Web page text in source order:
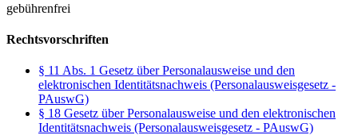
gebührenfrei
Rechtsvorschriften
§ 11 Abs. 1 Gesetz über Personalausweise und den
elektronischen Identitätsnachweis (Personalausweisgesetz -
PAuswG)
§ 18 Gesetz über Personalausweise und den elektronischen
Identitätsnachweis (Personalausweisgesetz - PAuswG)